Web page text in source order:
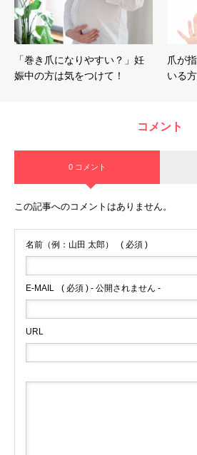
「巻き爪になりやすい？」妊
娠中の方は気をつけて！
爪が
いる
コメント
0 コメント
この記事へのコメントはありません。
名前（例：山田 太郎） ( 必須 )
E-MAIL ( 必須 ) - 公開されません -
URL